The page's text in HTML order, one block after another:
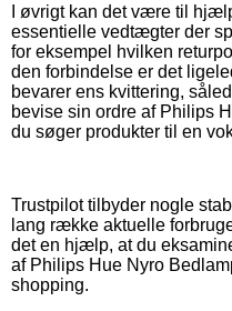
I øvrigt kan det være til
essentielle vedtægter der
for eksempel hvilken
den forbindelse er det
bevarer ens kvittering,
bevise sin ordre af Philips
du søger produkter til en
Trustpilot tilbyder nogle
lang række aktuelle
det en hjælp, at du
af Philips Hue Nyro
shopping.